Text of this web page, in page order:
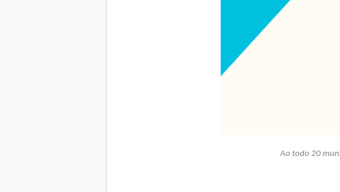
Ao todo 20